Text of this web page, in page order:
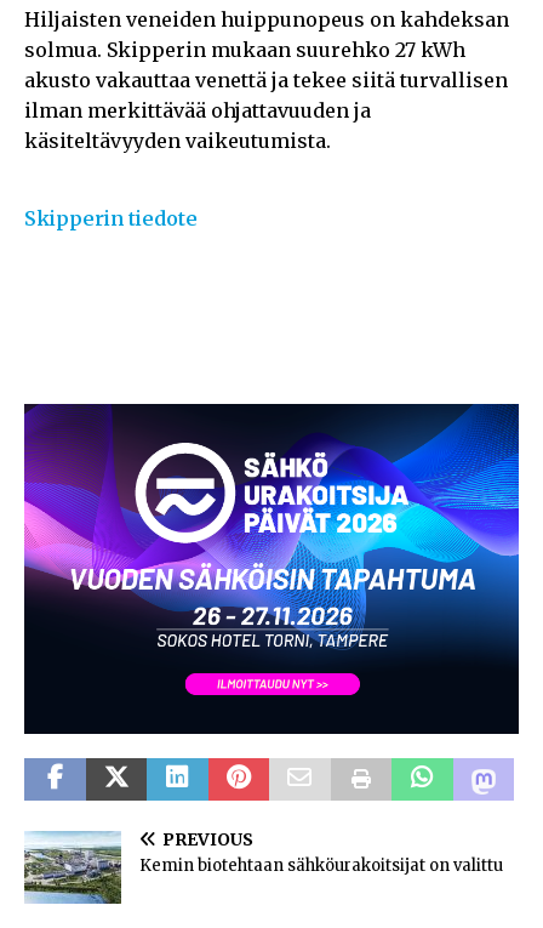
Hiljaisten veneiden huippunopeus on kahdeksan
solmua. Skipperin mukaan suurehko 27 kWh
akusto vakauttaa venettä ja tekee siitä turvallisen
ilman merkittävää ohjattavuuden ja
käsiteltävyyden vaikeutumista.
Skipperin tiedote
PREVIOUS
Kemin biotehtaan sähköurakoitsijat on valittu